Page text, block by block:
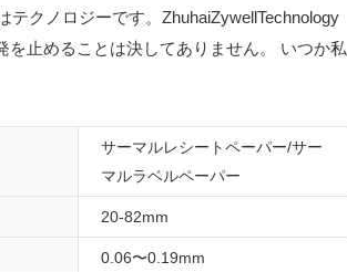
クノロジーです。ZhuhaiZywellTechnology
止めることは決してありません。 いつか私
サーマルレシートペーパー/サー
マルラベルペーパー
20-82mm
0.06〜0.19mm